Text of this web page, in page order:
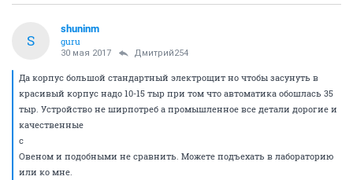
S
shuninm
guru
30 мая 2017 Дмитрий254
Да корпус большой стандартный электрощит но чтобы засунуть в
красивый корпус надо 10-15 тыр при том что автоматика обошлась 35
тыр. Устройство не ширпотреб а промышленное все детали дорогие и
качественные
с
Овеном и подобными не сравнить. Можете подъехать в лабораторию
или ко мне.